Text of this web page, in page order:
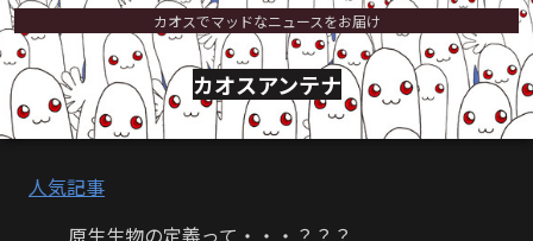
カオスでマッドなニュースをお届け
カオスアンテナ
人気記事
原生生物の定義って・・・？？？